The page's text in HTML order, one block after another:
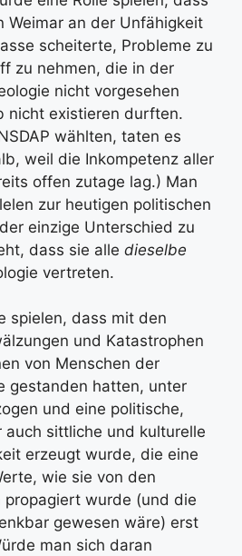
Weimar an der Unfähigkeit
scheiterte, Probleme zu
zu nehmen, die in der
nicht vorgesehen
nicht existieren durften.
wählten, taten es
weil die Inkompetenz aller
offen zutage lag.) Man
zur heutigen politischen
einzige Unterschied zu
dass sie alle dieselbe
vertreten.
spielen, dass mit den
und Katastrophen
von Menschen der
gestanden hatten, unter
und eine politische,
auch sittliche und kulturelle
erzeugt wurde, die eine
wie sie von den
propagiert wurde (und die
gewesen wäre) erst
man sich daran